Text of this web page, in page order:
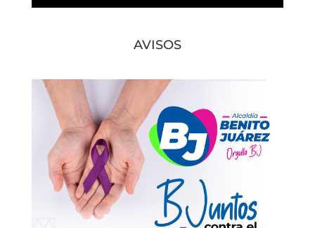
AVISOS